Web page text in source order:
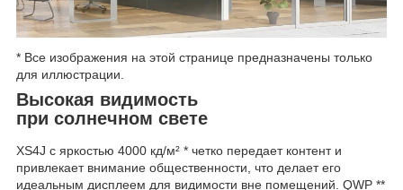
* Все изображения на этой странице предназначены только
для иллюстрации.
Высокая видимость
при солнечном свете
XS4J с яркостью 4000 кд/м² * четко передает контент и
привлекает внимание общественности, что делает его
идеальным дисплеем для видимости вне помещений. QWP **